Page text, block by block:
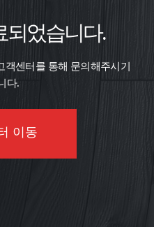
되었습니다.
센터를 통해 문의해주시기
다.
이동